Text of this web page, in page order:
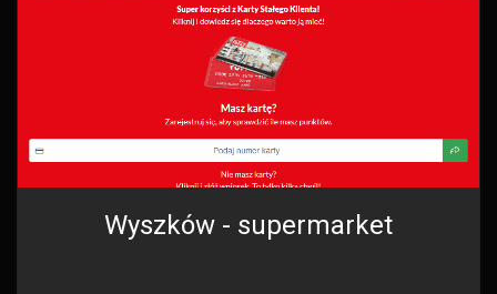
Wyszków - supermarket